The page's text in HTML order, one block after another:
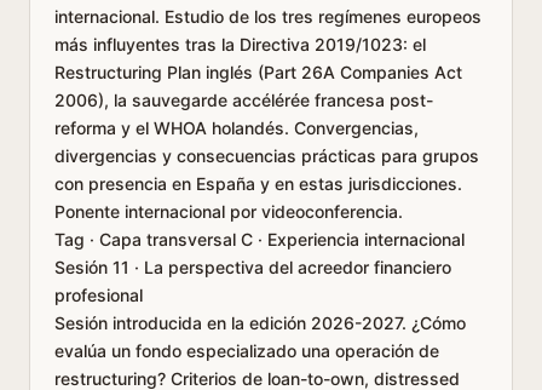
internacional. Estudio de los tres regímenes europeos
más influyentes tras la Directiva 2019/1023: el
Restructuring Plan inglés (Part 26A Companies Act
2006), la sauvegarde accélérée francesa post-
reforma y el WHOA holandés. Convergencias,
divergencias y consecuencias prácticas para grupos
con presencia en España y en estas jurisdicciones.
Ponente internacional por videoconferencia.
Tag · Capa transversal C · Experiencia internacional
Sesión 11 · La perspectiva del acreedor financiero
profesional
Sesión introducida en la edición 2026-2027. ¿Cómo
evalúa un fondo especializado una operación de
restructuring? Criterios de loan-to-own, distressed